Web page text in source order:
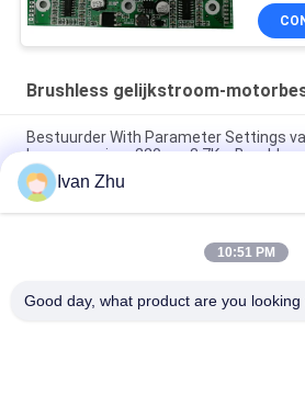
Brushless gelijkstroom-
Bestuurder With Parameter Settings
hoogspannings220vac 3.7Kw
Heatsink Geen van de de
gelijkstroom Raad van Speed Motor
150W 3 Phase Brushless DC Motor
Ivan Zhu
10:51 PM
Good day, what product are you looking